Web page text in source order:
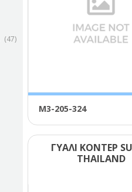
(47)
Μ3-205-324
ΓΥΑΛΙ ΚΟΝΤΕΡ
ΤΗΑΙLΑΝD